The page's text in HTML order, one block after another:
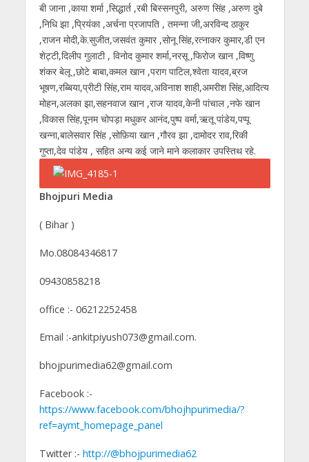
बी जाना ,काया शर्मा ,सिद्धार्त ,रबी बिस्सनपुरी, अरुण सिंह ,अरुण दुबे
,निधि झा ,प्रियंका ,अर्चना प्रजापति , तमन्ना जी,अरविन्द ठाकुर
,राजन मोदी,के.सुजीत,जसवंत कुमार ,सोनू सिंह,रत्नाकर कुमार,डी एन
शेट्टी,दिलीप गुलाटी , विनोद कुमार शर्मा,नरसू ,फिरोज खान ,विष्णु
शंकर बेलू ,छोटे बाबा,कमल खान ,पराग पाटिल,श्वेता यादव,ब्रज
भूषण,रब्बिया,प्रीटी सिंह,राम यादव,अविनाश शाही,अमरीश सिंह,आदित्य
मोहन,अलका झा,सहनवाज खान ,राज यादव,केनी पांचाल ,नफे खान
,विकास सिंह,पूनम चोपड़ा मधुकर आनंद,पुष्प वर्मा,ऋतू पांडेय,पप्पू
खन्ना,बालेसवार सिंह ,सोफ़िया खान ,गौरव झा ,दामोदर राव,रिकी
गुप्ता,देव पांडेय , सहित अन्य कई जाने माने कलाकार उपस्तिथ रहे.
Bhojpuri Media
( Bihar )
Mo.08084346817
09430858218
office :- 06212252458
Email :-ankitpiyush073@gmail.com.
bhojpurimedia62@gmail.com
Facebook :-
https://www.facebook.com/bhojhpurimedia/?
ref=aymt_homepage_panel
Twitter :- http://@bhojpurimedia62